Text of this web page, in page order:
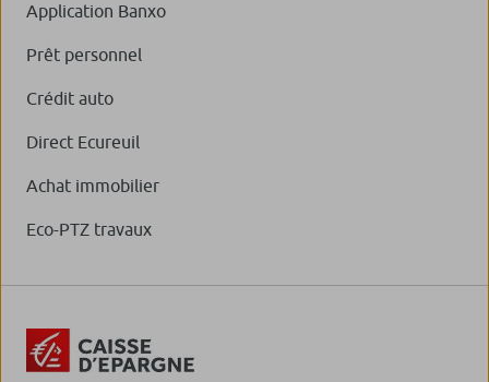
Application Banxo
Prêt personnel
Crédit auto
Direct Ecureuil
Achat immobilier
Eco-PTZ travaux